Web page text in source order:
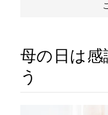
母の日は感
う